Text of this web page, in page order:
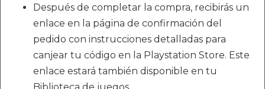
Después de completar la compra, recibirás un
enlace en la página de confirmación del
pedido con instrucciones detalladas para
canjear tu código en la Playstation Store. Este
enlace estará también disponible en tu